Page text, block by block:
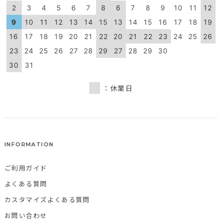
2
3 4 5 6 7
8
9
10 11 12 13 14
15
16
17 18 19 20 21
22
23
24 25 26 27 28
29
30
31
6
7 8 9 10 11
12
13
14 15 16 17 18
19
20
21 22 23 24 25
26
27
28 29 30
：休業日
INFORMATION
ご利用ガイド
よくある質問
カスタマイズよくある質問
お問い合わせ